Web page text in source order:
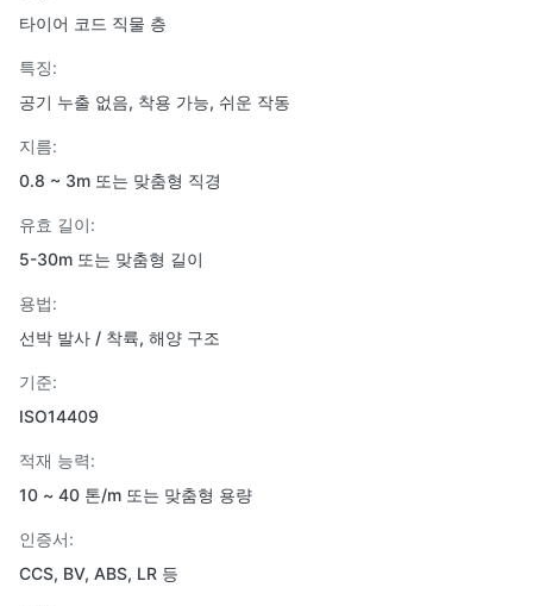
타이어 코드 직물 층
특징:
공기 누출 없음, 착용 가능, 쉬운 작동
지름:
0.8 ~ 3m 또는 맞춤형 직경
유효 길이:
5-30m 또는 맞춤형 길이
용법:
선박 발사 / 착륙, 해양 구조
기준:
ISO14409
적재 능력:
10 ~ 40 톤/m 또는 맞춤형 용량
인증서:
CCS, BV, ABS, LR 등